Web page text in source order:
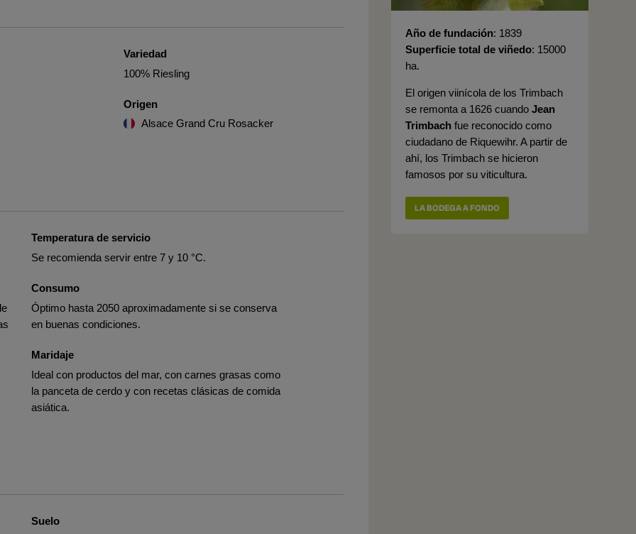
Variedad
100% Riesling
Origen
Alsace Grand Cru Rosacker
Temperatura de servicio
Se recomienda servir entre 7 y 10 °C.
Consumo
Óptimo hasta 2050 aproximadamente si se conserva
en buenas condiciones.
Maridaje
Ideal con productos del mar, con carnes grasas como
la panceta de cerdo y con recetas clásicas de comida
asiática.
Suelo
Año de fundación 1839
Superficie total de viñedo 15000
ha.
El origen viinícola de los Trimbach
se remonta a 1626 cuando Jean
Trimbach fue reconocido como
ciudadano de Riquewihr. A partir de
ahí, los Trimbach se hicieron
famosos por su viticultura.
LA BODEGA A FONDO